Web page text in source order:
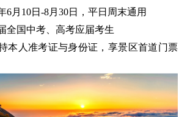
6月10日-8月30日，平日周末通用
全国中考、高考应届考生
本人准考证与身份证，享景区首道门票